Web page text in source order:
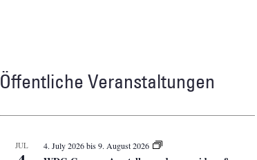
Öffentliche Veranstaltungen
JUL 4. July 2026bis9. August 2026